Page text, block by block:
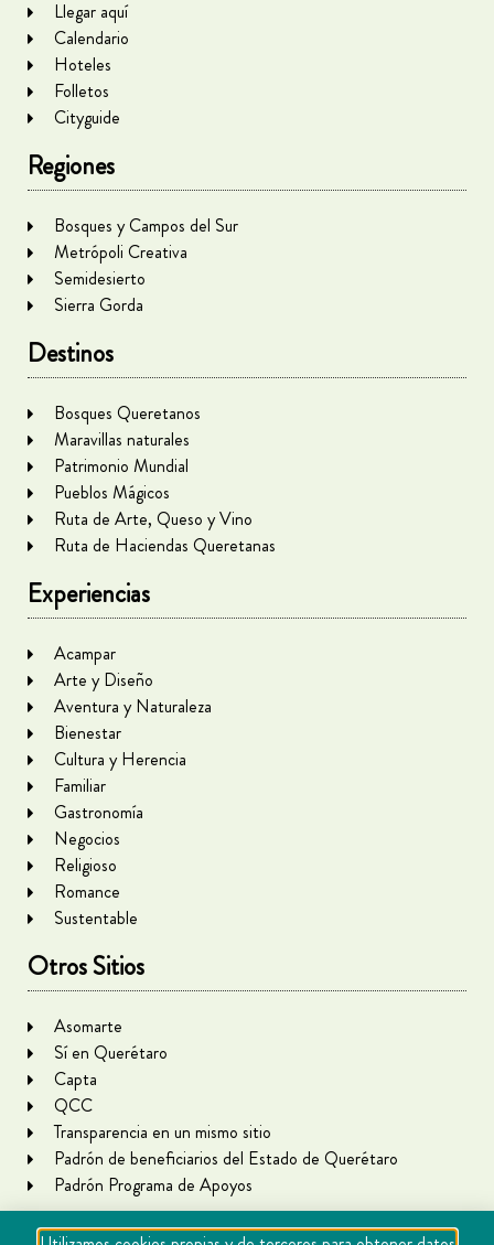
Llegar aquí
Calendario
Hoteles
Folletos
Cityguide
Regiones
Bosques y Campos del Sur
Metrópoli Creativa
Semidesierto
Sierra Gorda
Destinos
Bosques Queretanos
Maravillas naturales
Patrimonio Mundial
Pueblos Mágicos
Ruta de Arte, Queso y Vino
Ruta de Haciendas Queretanas
Experiencias
Acampar
Arte y Diseño
Aventura y Naturaleza
Bienestar
Cultura y Herencia
Familiar
Gastronomía
Negocios
Religioso
Romance
Sustentable
Otros Sitios
Asomarte
Sí en Querétaro
Capta
QCC
Transparencia en un mismo sitio
Padrón de beneficiarios del Estado de Querétaro
Padrón Programa de Apoyos